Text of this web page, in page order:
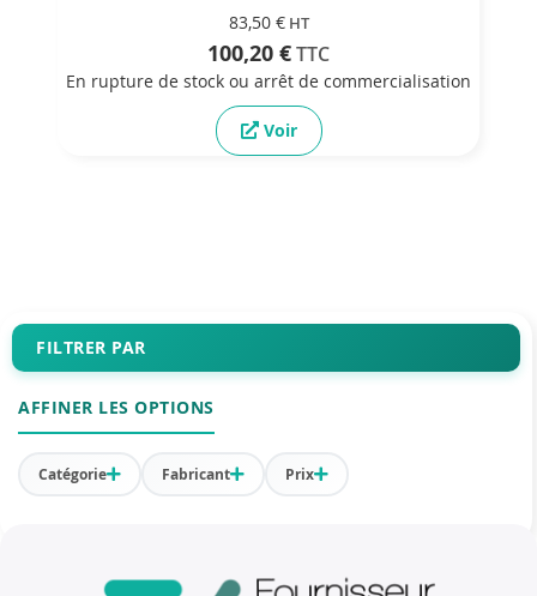
83,50 €
100,20 €
En rupture de stock ou arrêt de commercialisation
Voir
FILTRER PAR
AFFINER LES OPTIONS
Catégorie Fabricant Prix